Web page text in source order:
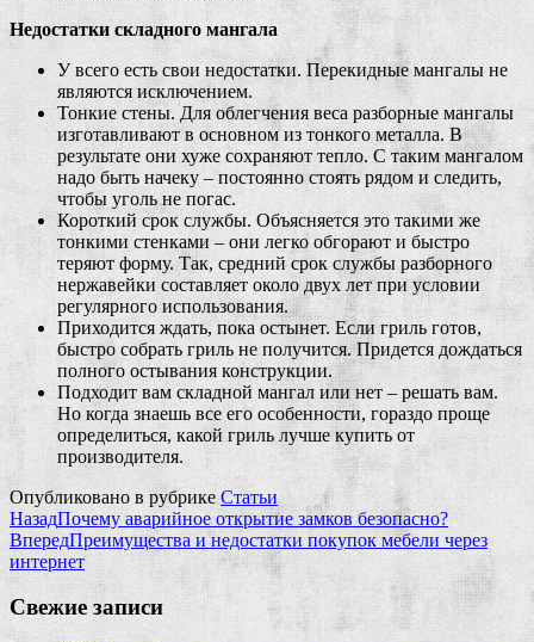
Недостатки складного мангала
У всего есть свои недостатки. Перекидные мангалы не
являются исключением.
Тонкие стены. Для облегчения веса разборные мангалы
изготавливают в основном из тонкого металла. В
результате они хуже сохраняют тепло. С таким мангалом
надо быть начеку – постоянно стоять рядом и следить,
чтобы уголь не погас.
Короткий срок службы. Объясняется это такими же
тонкими стенками – они легко обгорают и быстро
теряют форму. Так, средний срок службы разборного
нержавейки составляет около двух лет при условии
регулярного использования.
Приходится ждать, пока остынет. Если гриль готов,
быстро собрать гриль не получится. Придется дождаться
полного остывания конструкции.
Подходит вам складной мангал или нет – решать вам.
Но когда знаешь все его особенности, гораздо проще
определиться, какой гриль лучше купить от
производителя.
Опубликовано в рубрике Статьи
НазадПочему аварийное открытие замков безопасно?
ВпередПреимущества и недостатки покупок мебели через
интернет
Свежие записи